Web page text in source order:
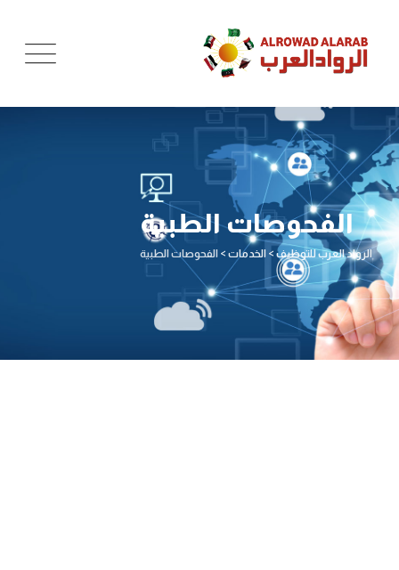
الفحوصات الطبية
الرواد العرب للتوظيف > الخدمات > الفحوصات الطبية